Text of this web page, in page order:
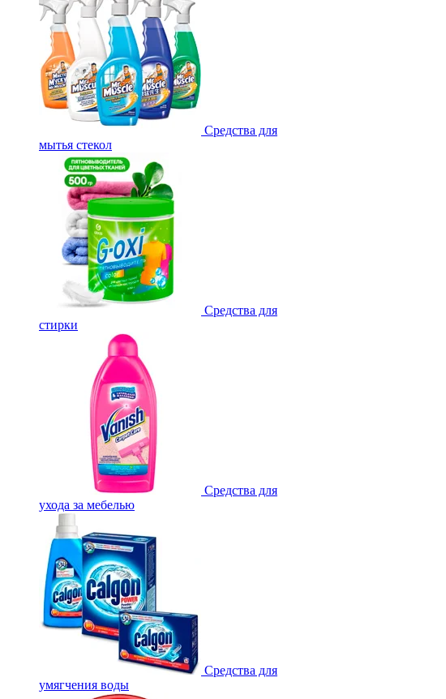
Средства для
мытья стекол
Средства для
стирки
Средства для
ухода за мебелью
Средства для
умягчения воды